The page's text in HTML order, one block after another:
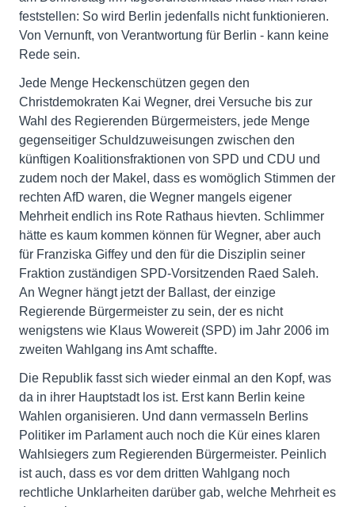
feststellen: So wird Berlin jedenfalls nicht funktionieren.
Von Vernunft, von Verantwortung für Berlin - kann keine
Rede sein.
Jede Menge Heckenschützen gegen den
Christdemokraten Kai Wegner, drei Versuche bis zur
Wahl des Regierenden Bürgermeisters, jede Menge
gegenseitiger Schuldzuweisungen zwischen den
künftigen Koalitionsfraktionen von SPD und CDU und
zudem noch der Makel, dass es womöglich Stimmen der
rechten AfD waren, die Wegner mangels eigener
Mehrheit endlich ins Rote Rathaus hievten. Schlimmer
hätte es kaum kommen können für Wegner, aber auch
für Franziska Giffey und den für die Disziplin seiner
Fraktion zuständigen SPD-Vorsitzenden Raed Saleh.
An Wegner hängt jetzt der Ballast, der einzige
Regierende Bürgermeister zu sein, der es nicht
wenigstens wie Klaus Wowereit (SPD) im Jahr 2006 im
zweiten Wahlgang ins Amt schaffte.
Die Republik fasst sich wieder einmal an den Kopf, was
da in ihrer Hauptstadt los ist. Erst kann Berlin keine
Wahlen organisieren. Und dann vermasseln Berlins
Politiker im Parlament auch noch die Kür eines klaren
Wahlsiegers zum Regierenden Bürgermeister. Peinlich
ist auch, dass es vor dem dritten Wahlgang noch
rechtliche Unklarheiten darüber gab, welche Mehrheit es